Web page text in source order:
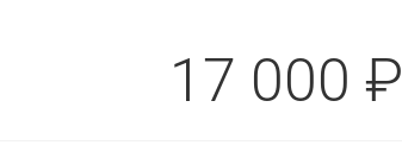
17 000 ₽